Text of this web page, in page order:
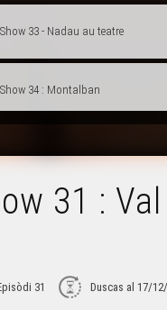
33 - Nadau au teatre
34 : Montalban
Show 36 : Hèsta de la musica
31 : Val
31 Duscas al 17/